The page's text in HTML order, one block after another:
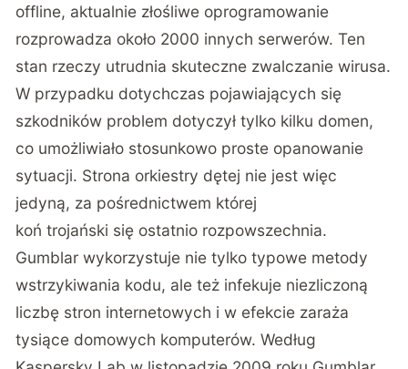
offline, aktualnie złośliwe oprogramowanie
rozprowadza około 2000 innych serwerów. Ten
stan rzeczy utrudnia skuteczne zwalczanie wirusa.
W przypadku dotychczas pojawiających się
szkodników problem dotyczył tylko kilku domen,
co umożliwiało stosunkowo proste opanowanie
sytuacji. Strona orkiestry dętej nie jest więc
jedyną, za pośrednictwem której
koń trojański się ostatnio rozpowszechnia.
Gumblar wykorzystuje nie tylko typowe metody
wstrzykiwania kodu, ale też infekuje niezliczoną
liczbę stron internetowych i w efekcie zaraża
tysiące domowych komputerów. Według